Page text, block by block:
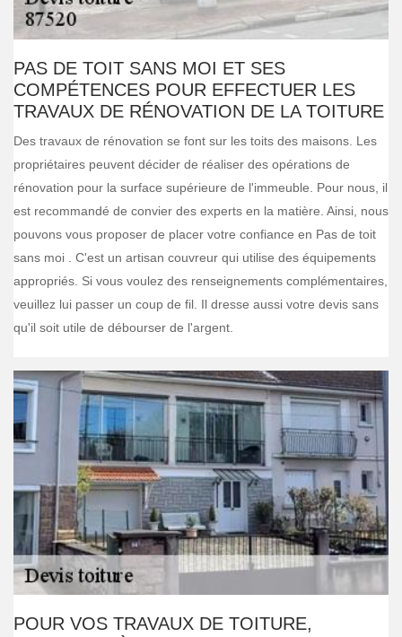
PAS DE TOIT SANS MOI ET SES
COMPÉTENCES POUR EFFECTUER LES
TRAVAUX DE RÉNOVATION DE LA TOITURE
Des travaux de rénovation se font sur les toits des maisons. Les
propriétaires peuvent décider de réaliser des opérations de
rénovation pour la surface supérieure de l'immeuble. Pour nous, il
est recommandé de convier des experts en la matière. Ainsi, nous
pouvons vous proposer de placer votre confiance en Pas de toit
sans moi . C'est un artisan couvreur qui utilise des équipements
appropriés. Si vous voulez des renseignements complémentaires,
veuillez lui passer un coup de fil. Il dresse aussi votre devis sans
qu'il soit utile de débourser de l'argent.
POUR VOS TRAVAUX DE TOITURE,